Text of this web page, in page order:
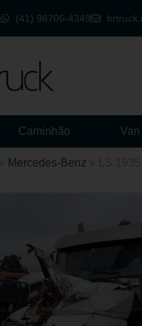
(41) 98706-4349
Caminhão Van
Mercedes-Benz